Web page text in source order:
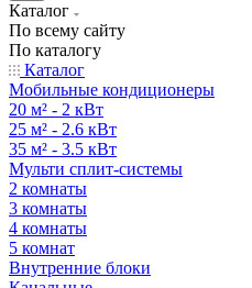
Каталог
По всему сайту
По каталогу
Каталог
Мобильные кондиционеры
20 м² - 2 кВт
25 м² - 2.6 кВт
35 м² - 3.5 кВт
Мульти сплит-системы
2 комнаты
3 комнаты
4 комнаты
5 комнат
Внутренние блоки